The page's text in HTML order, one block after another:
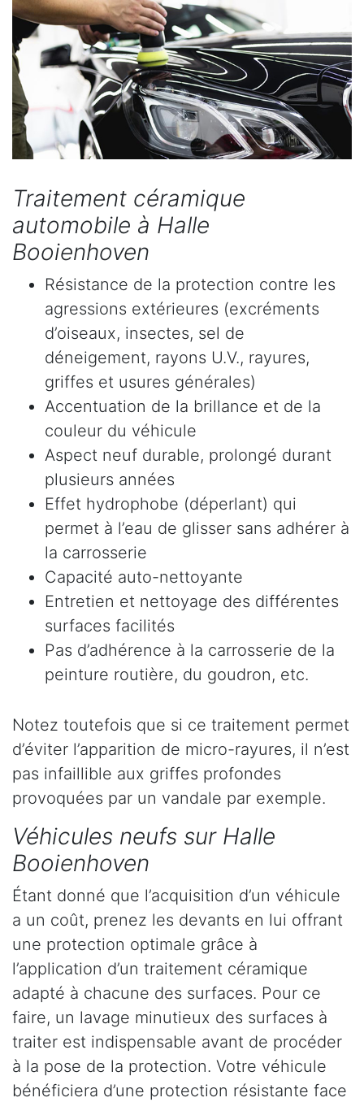
Traitement céramique
automobile à Halle
Booienhoven
Résistance de la protection contre les
agressions extérieures (excréments
d’oiseaux, insectes, sel de
déneigement, rayons U.V., rayures,
griffes et usures générales)
Accentuation de la brillance et de la
couleur du véhicule
Aspect neuf durable, prolongé durant
plusieurs années
Effet hydrophobe (déperlant) qui
permet à l’eau de glisser sans adhérer à
la carrosserie
Capacité auto-nettoyante
Entretien et nettoyage des différentes
surfaces facilités
Pas d’adhérence à la carrosserie de la
peinture routière, du goudron, etc.
Notez toutefois que si ce traitement permet
d’éviter l’apparition de micro-rayures, il n’est
pas infaillible aux griffes profondes
provoquées par un vandale par exemple.
Véhicules neufs sur Halle
Booienhoven
Étant donné que l’acquisition d’un véhicule
a un coût, prenez les devants en lui offrant
une protection optimale grâce à
l’application d’un traitement céramique
adapté à chacune des surfaces. Pour ce
faire, un lavage minutieux des surfaces à
traiter est indispensable avant de procéder
à la pose de la protection. Votre véhicule
bénéficiera d’une protection résistante face